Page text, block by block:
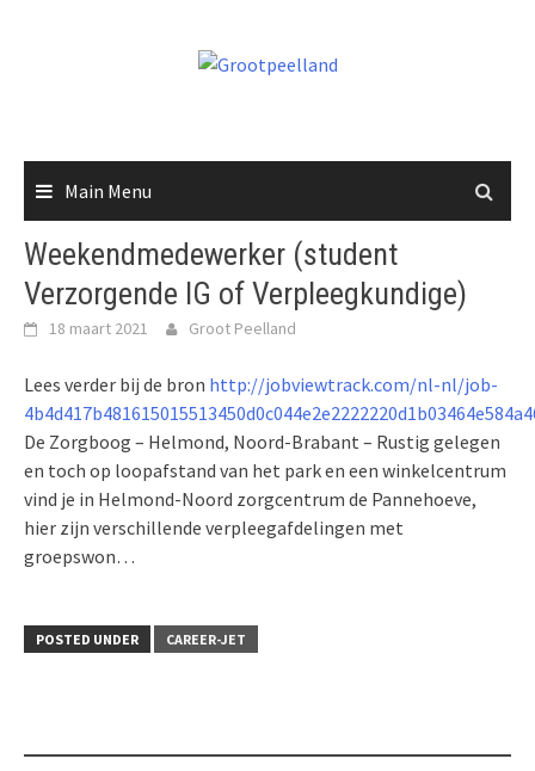
Main Menu
Weekendmedewerker (student
Verzorgende IG of Verpleegkundige)
18 maart 2021 Groot Peelland
Lees verder bij de bron http://jobviewtrack.com/nl-nl/job-
De Zorgboog – Helmond, Noord-Brabant – Rustig gelegen
en toch op loopafstand van het park en een winkelcentrum
vind je in Helmond-Noord zorgcentrum de Pannehoeve,
hier zijn verschillende verpleegafdelingen met
groepswon…
POSTED UNDER CAREER-JET